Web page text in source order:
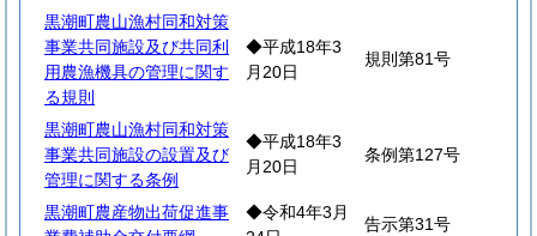
黒潮町農山漁村同和対策
事業共同施設及び共同利
用農漁機具の管理に関す
る規則
◆平成18年3
月20日
規則第81号
黒潮町農山漁村同和対策
事業共同施設の設置及び
管理に関する条例
◆平成18年3
月20日
条例第127号
黒潮町農産物出荷促進事
◆令和4年3月
告示第31号